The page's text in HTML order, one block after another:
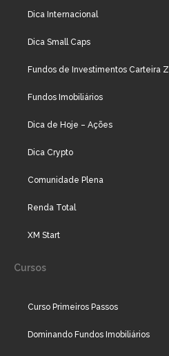
Dica Internacional
Dica Small Caps
Fundos de Investimentos Carteira Z
Fundos Imobiliários
Dica de Hoje – Ações
Dica Crypto
Comunidade Plena
Renda Total
XM Start
Cursos
Curso Primeiros Passos
Dominando Fundos Imobiliários